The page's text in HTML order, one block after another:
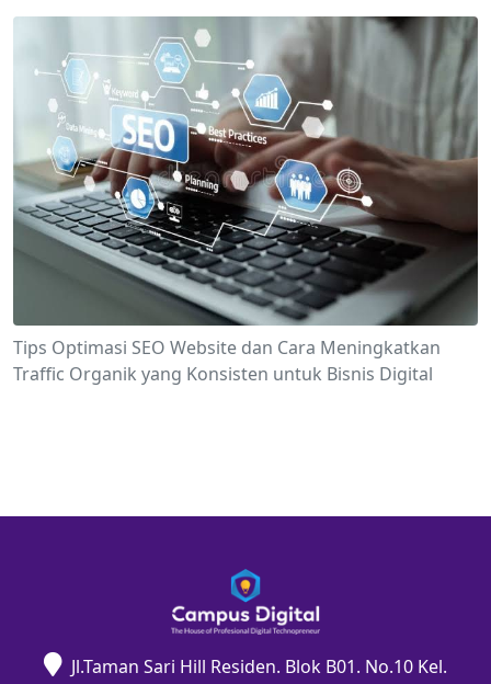
Tips Optimasi SEO Website dan Cara Meningkatkan
Traffic Organik yang Konsisten untuk Bisnis Digital
Jl.Taman Sari Hill Residen. Blok B01. No.10 Kel.